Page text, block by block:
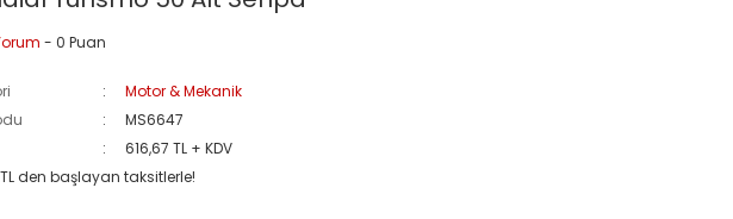
- 0 Puan
Motor & Mekanik
MS6647
616,67 TL + KDV
den başlayan taksitlerle!